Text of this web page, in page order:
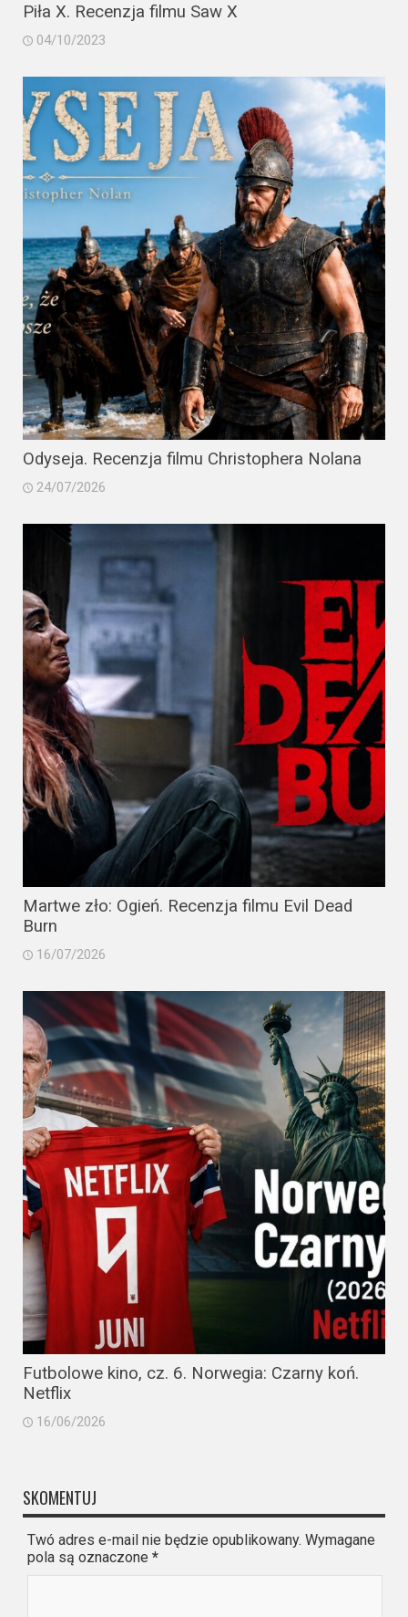
Piła X. Recenzja filmu Saw X
04/10/2023
Odyseja. Recenzja filmu Christophera Nolana
24/07/2026
Martwe zło: Ogień. Recenzja filmu Evil Dead
Burn
16/07/2026
Futbolowe kino, cz. 6. Norwegia: Czarny koń.
Netflix
16/06/2026
SKOMENTUJ
Twó adres e-mail nie będzie opublikowany. Wymagane
pola są oznaczone *